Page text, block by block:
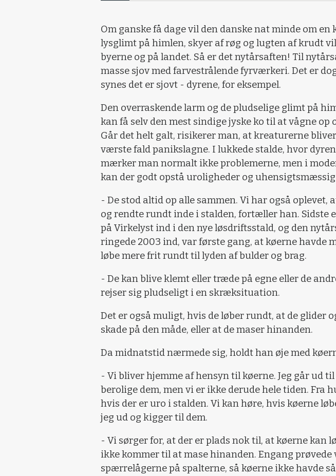
Om ganske få dage vil den danske nat minde om en
lysglimt på himlen, skyer af røg og lugten af krudt
byerne og på landet. Så er det nytårsaften! Til
masse sjov med farvestrålende fyrværkeri. Det er
synes det er sjovt - dyrene, for eksempel.
Den overraskende larm og de pludselige glimt på
kan få selv den mest sindige jyske ko til at vågne op
Går det helt galt, risikerer man, at kreaturerne
værste fald panikslagne. I lukkede stalde, hvor
mærker man normalt ikke problemerne, men i
kan der godt opstå uroligheder og
- De stod altid op alle sammen. Vi har også oplevet,
og rendte rundt inde i stalden, fortæller han. Sidste
på Virkelyst ind i den nye løsdriftsstald, og den
ringede 2003 ind, var første gang, at køerne havde
løbe mere frit rundt til lyden af bulder og brag.
- De kan blive klemt eller træde på egne eller de
rejser sig pludseligt i en skræksituation.
Det er også muligt, hvis de løber rundt, at de glider
skade på den måde, eller at de maser hinanden.
Da midnatstid nærmede sig, holdt han øje med
- Vi bliver hjemme af hensyn til køerne. Jeg går ud
berolige dem, men vi er ikke derude hele tiden. Fra
hvis der er uro i stalden. Vi kan høre, hvis køerne
jeg ud og kigger til dem.
- Vi sørger for, at der er plads nok til, at køerne kan
ikke kommer til at mase hinanden. Engang prøvede
spærrelågerne på spalterne, så køerne ikke havde